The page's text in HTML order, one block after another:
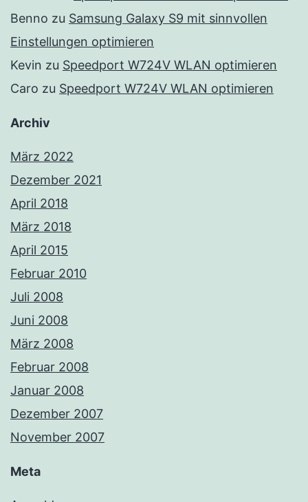
Benno zu Samsung Galaxy S9 mit sinnvollen
Einstellungen optimieren
Kevin zu Speedport W724V WLAN optimieren
Caro zu Speedport W724V WLAN optimieren
Archiv
März 2022
Dezember 2021
April 2018
März 2018
April 2015
Februar 2010
Juli 2008
Juni 2008
März 2008
Februar 2008
Januar 2008
Dezember 2007
November 2007
Meta